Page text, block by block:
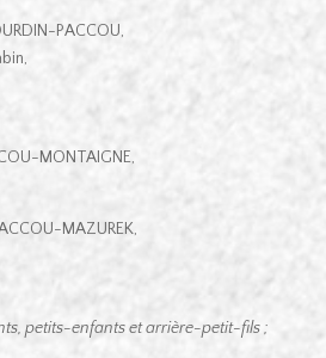
PACCOU,
MONTAIGNE,
MAZUREK,
petits-enfants et arrière-petit-fils ;